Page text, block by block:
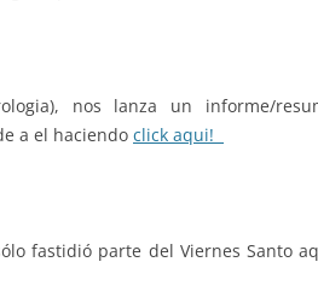
nos lanza un informe/
a el haciendo click aqui!
fastidió parte del Viernes Santo